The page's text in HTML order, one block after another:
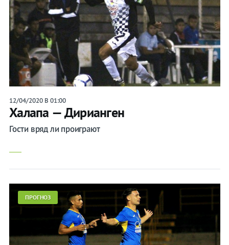
12/04/2020 В 01:00
Халапа — Дирианген
Гости вряд ли проиграют
ПРОГНОЗ